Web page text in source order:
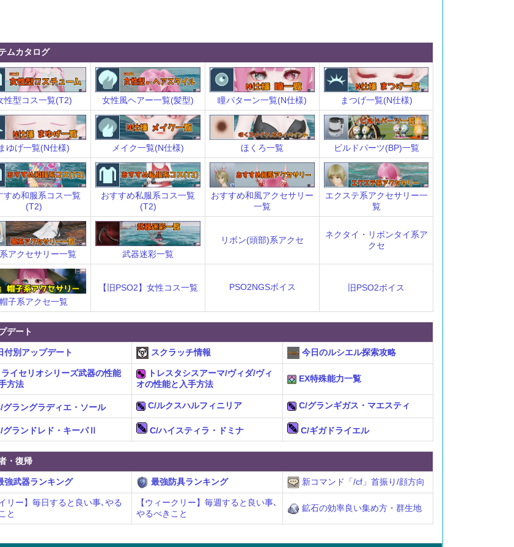
ムカタログ
性型コス一覧(T2) 女性風ヘアー一覧(髪型) 瞳パターン一覧(N仕様) まつげ一覧(N仕様)
まゆげ一覧(N仕様) メイク一覧(N仕様) ほくろ一覧 ビルドパーツ(BP)一覧
すめ和服系コス一覧
(T2)
おすすめ私服系コス一覧
(T2)
おすすめ和風アクセサリー
一覧
エクステ系アクセサリー一
覧
アクセサリー一覧 武器迷彩一覧
リボン(頭部)系アクセ
ネクタイ・リボンタイ系ア
クセ
帽子系アクセ一覧
【旧PSO2】女性コス一覧 PSO2NGSボイス 旧PSO2ボイス
デート
付別アップデート スクラッチ情報 今日のルシエル探索攻略
ライセリオシリーズ武器の性能
方法
トレスタシスアーマ/ヴィダ/ヴィ
オの性能と入手方法
EX特殊能力一覧
グラングラディエ・ソール C/ルクスハルフィニリア C/グランギガス・マエスティ
グランドレド・キーパⅡ C/ハイスティラ・ドミナ C/ギガドライエル
・復帰
強武器ランキング 最強防具ランキング 新コマンド「/cf」首振り/顔方向
イリー】毎日すると良い事､やる
と
【ウィークリー】毎週すると良い事､
やるべきこと
鉱石の効率良い集め方・群生地